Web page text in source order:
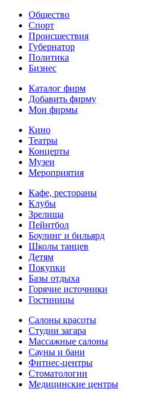
Общество
Спорт
Происшествия
Губернатор
Политика
Бизнес
Каталог фирм
Добавить фирму
Мои фирмы
Кино
Театры
Концерты
Музеи
Мероприятия
Кафе, рестораны
Клубы
Зрелища
Пейнтбол
Боулинг и бильярд
Школы танцев
Детям
Покупки
Базы отдыха
Горячие источники
Гостиницы
Салоны красоты
Студии загара
Массажные салоны
Сауны и бани
Фитнес-центры
Стоматологии
Медицинские центры